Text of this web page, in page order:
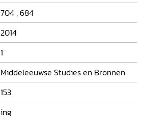
704 ,684
2014
1
Middeleeuwse Studies en Bronnen
153
ing